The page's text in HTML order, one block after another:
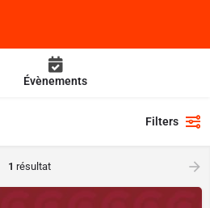
Évènements
Filters
1 résultat